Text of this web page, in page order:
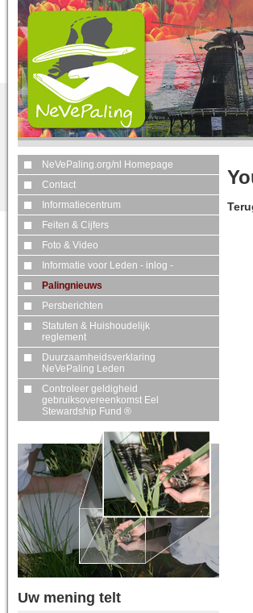
NeVePaling.org/nl Homepage
Contact
Informatiecentrum
Feiten & Cijfers
Foto & Video
Informatie voor Leden - inlog -
Palingnieuws
Persberichten
Statuten & Huishoudelijk
reglement
Duurzaamheidsverklaring
NeVePaling Leden
Controleer geldigheid
gebruiksovereenkomst Eel
Stewardship Fund ®
Uw mening telt